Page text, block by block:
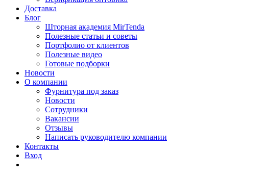
Доставка
Блог
Шторная академия MirTenda
Полезные статьи и советы
Портфолио от клиентов
Полезные видео
Готовые подборки
Новости
О компании
Фурнитура под заказ
Новости
Сотрудники
Вакансии
Отзывы
Написать руководителю компании
Контакты
Вход